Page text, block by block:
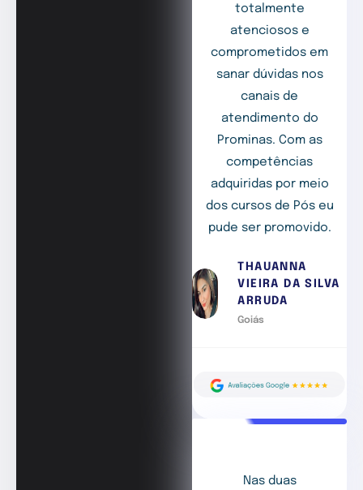
totalmente
atenciosos e
comprometidos em
sanar dúvidas nos
canais de
atendimento do
Prominas. Com as
competências
adquiridas por meio
dos cursos de Pós eu
pude ser promovido.
THAUANNA
VIEIRA DA SILVA
ARRUDA
Goiás
Nas duas